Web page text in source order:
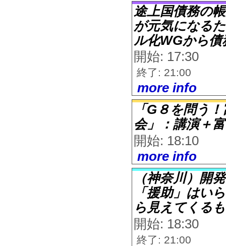
途上国債務の
が元気になる
ル化WGから
開始: 17:30
終了: 21:00
more info
「G８を問う
会」：講演＋
開始: 18:10
more info
（神奈川）開
「援助」はい
ら見えてくる
開始: 18:30
終了: 21:00